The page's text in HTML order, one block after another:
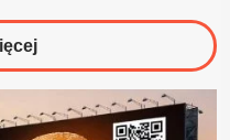
o
Marketing
hoteli: